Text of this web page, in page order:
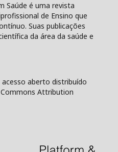
Saúde é uma revista
de Ensino que
Suas publicações
da área da saúde e
aberto distribuído
Attribution